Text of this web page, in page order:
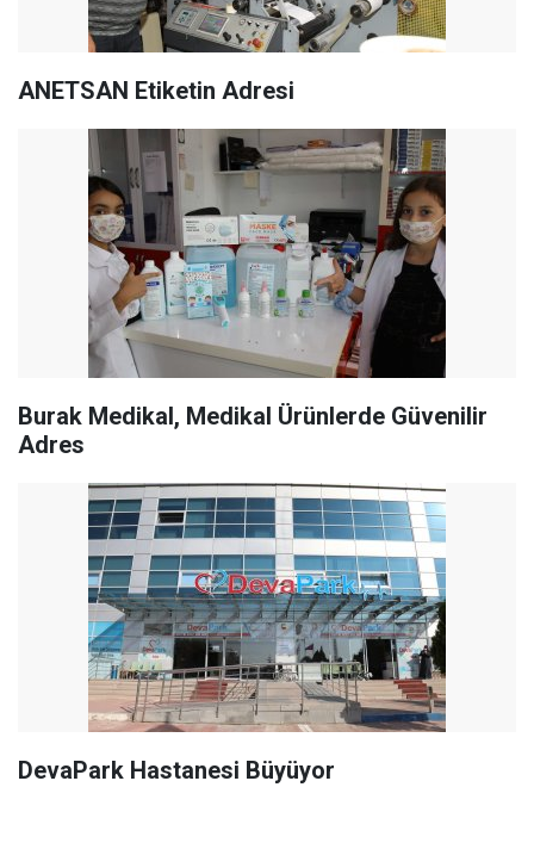
ANETSAN Etiketin Adresi
Burak Medikal, Medikal Ürünlerde Güvenilir
Adres
DevaPark Hastanesi Büyüyor